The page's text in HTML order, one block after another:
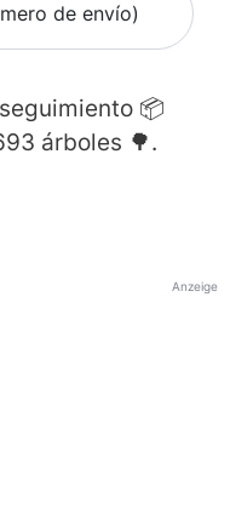
de envío)
📦
árboles 🌳.
Anzeige